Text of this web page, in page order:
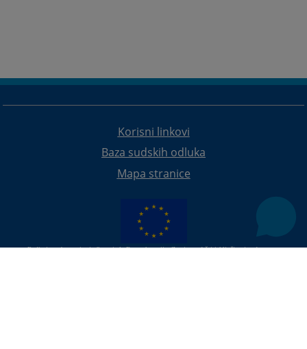
Korisni linkovi
Baza sudskih odluka
Mapa stranice
Redizajn web stranice je finansirala Evropska unija. Za njen sadržaj isključivo je odgovorno